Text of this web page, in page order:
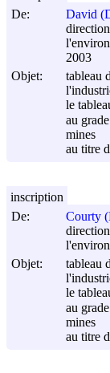
De:
David
2003
Objet:
tableau
le
au
mines
au titre
De:
Courty
Objet:
tableau
le
au
mines
au titre
inscription